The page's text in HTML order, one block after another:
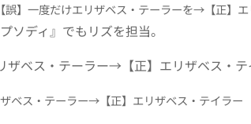
【誤】一度だけエリザベス・テーラーを→【正】
ソディ』でもリズを担当。
ザベス・テーラー→【正】エリザベス・
ザベス・テーラー→【正】エリザベス・テイラー